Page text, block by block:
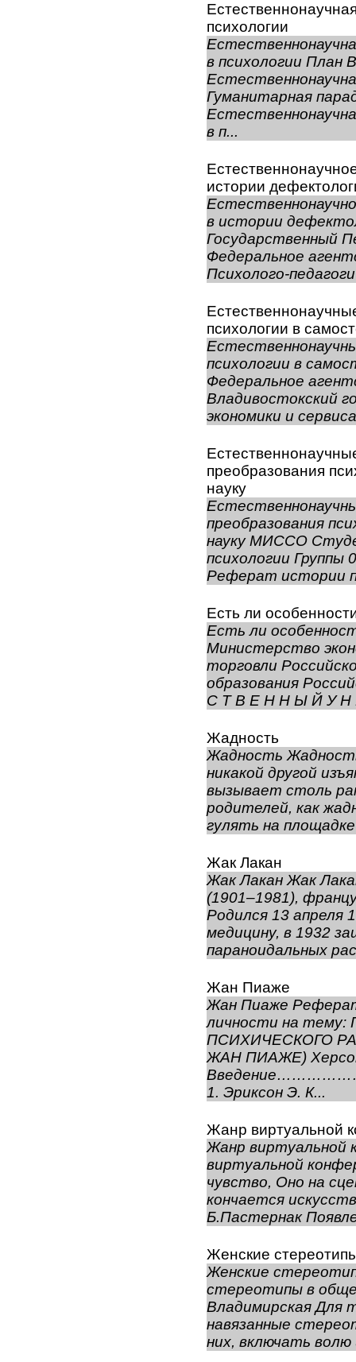
психологии
в психологии План
Гуманитарная
в п...
истории
в истории
Государственный
Федеральное
Психолого-
психологии в
психологии в
Федеральное
Владивостокский
экономики и
преобразования
науку
преобразования
науку МИССО
психологии Группы
Реферат истории
Есть ли
Есть ли
Министерство
торговли
образования
С Т В Е Н Н Ы Й У Н
Жадность
Жадность
никакой другой
вызывает столь
родителей, как
гулять на
Жак Лакан
Жак Лакан Жак
(1901–1981),
Родился 13 апреля
медицину, в 1932
параноидальных
Жан Пиаже
Жан Пиаже
личности на
ПСИХИЧЕСКОГО
ЖАН ПИАЖЕ)
1. Эриксон Э. К...
Жанр виртуальной
Жанр виртуальной
виртуальной
чувство, Оно на
кончается
Б.Пастернак
Женские
Женские
стереотипы в
Владимирская Для
навязанные
них, включать